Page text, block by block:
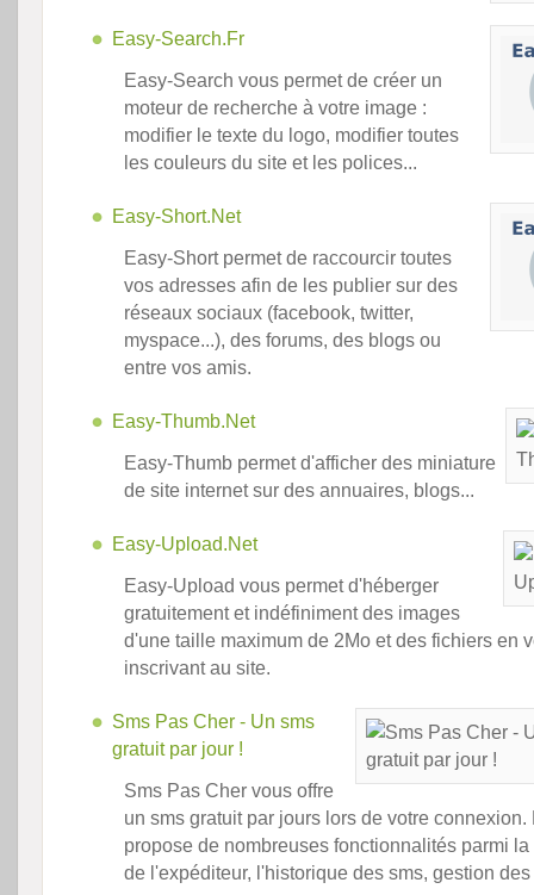
Easy-Search.Fr
Easy-Search vous permet de créer un
moteur de recherche à votre image :
modifier le texte du logo, modifier toutes
les couleurs du site et les polices...
Easy-Short.Net
Easy-Short permet de raccourcir toutes
vos adresses afin de les publier sur des
réseaux sociaux (facebook, twitter,
myspace...), des forums, des blogs ou
entre vos amis.
Easy-Thumb.Net
Easy-Thumb permet d'afficher des miniature
de site internet sur des annuaires, blogs...
Easy-Upload.Net
Easy-Upload vous permet d'héberger
gratuitement et indéfiniment des images
d'une taille maximum de 2Mo et des fichiers en
inscrivant au site.
Sms Pas Cher - Un sms
gratuit par jour !
Sms Pas Cher vous offre
un sms gratuit par jours lors de votre connexion.
propose de nombreuses fonctionnalités parmi
de l'expéditeur, l'historique des sms, gestion